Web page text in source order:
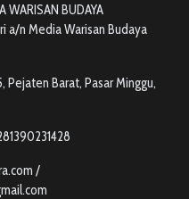
WARISAN BUDAYA
a/n Media Warisan Budaya
Pejaten Barat, Pasar Minggu,
/